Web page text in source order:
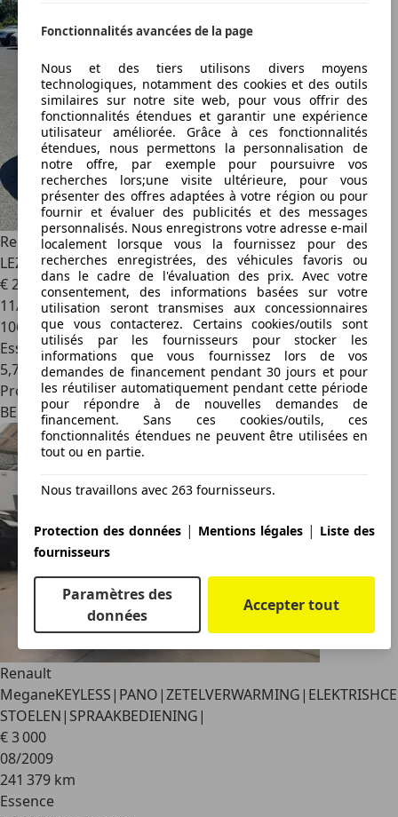
Fonctionnalités avancées de la page
Nous et des tiers utilisons divers moyens
technologiques, notamment des cookies et des outils
similaires sur notre site web, pour vous offrir des
fonctionnalités étendues et garantir une expérience
utilisateur améliorée. Grâce à ces fonctionnalités
étendues, nous permettons la personnalisation de
notre offre, par exemple pour poursuivre vos
recherches lors;une visite ultérieure, pour vous
présenter des offres adaptées à votre région ou pour
fournir et évaluer des publicités et des messages
personnalisés. Nous enregistrons votre adresse e-mail
localement lorsque vous la fournissez pour des
recherches enregistrées, des véhicules favoris ou
dans le cadre de l'évaluation des prix. Avec votre
consentement, des informations basées sur votre
utilisation seront transmises aux concessionnaires
que vous contacterez. Certains cookies/outils sont
utilisés par les fournisseurs pour stocker les
informations que vous fournissez lors de vos
demandes de financement pendant 30 jours et pour
les réutiliser automatiquement pendant cette période
pour répondre à de nouvelles demandes de
financement. Sans ces cookies/outils, ces
fonctionnalités étendues ne peuvent être utilisées en
tout ou en partie.
Nous travaillons avec 263 fournisseurs.
Protection des données | Mentions légales | Liste des
fournisseurs
Paramètres des
données
Accepter tout
Renault TwingoTwingo 1.2i / CLIM / JANTES / 1ERE MAIN /
LEZ OK !!!!
€ 2 990
11/2008
106 054 km
Essence
5,7 l/100 km (mixte)
Professionnel
BE 7090
Renault
MeganeKEYLESS|PANO|ZETELVERWARMING|ELEKTRISHCE
STOELEN|SPRAAKBEDIENING|
€ 3 000
08/2009
241 379 km
Essence